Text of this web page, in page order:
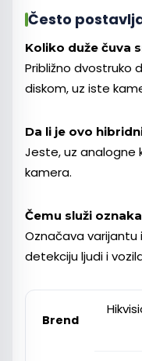
Često
Koliko duže čuva
Približno dvostruko
diskom, uz iste
Da li je ovo
Jeste, uz analogne
kamera.
Čemu služi
Označava varijantu
detekciju ljudi i
Brend